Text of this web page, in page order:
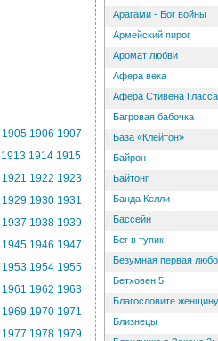
1905 1906 1907
1913 1914 1915
1921 1922 1923
1929 1930 1931
1937 1938 1939
1945 1946 1947
1953 1954 1955
1961 1962 1963
1969 1970 1971
1977 1978 1979
Арагами - Бог войны
Армейский пирог
Аромат любви
Афера века
Афера Стивена Гласса
Багровая бабочка
База «Клейтон»
Байрон
Байтонг
Банда Келли
Бассейн
Бег в тупик
Безумная первая
Бетховен 5
Благословите женщину
Близнецы